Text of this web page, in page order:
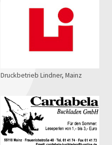
Druckbetrieb Lindner, Mainz